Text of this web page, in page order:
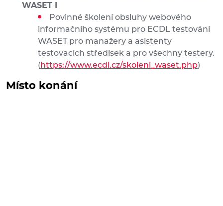
WASET I
Povinné školení obsluhy webového
informačního systému pro ECDL testování
WASET pro manažery a asistenty
testovacích středisek a pro všechny testery.
(https://www.ecdl.cz/skoleni_waset.php)
Místo konání